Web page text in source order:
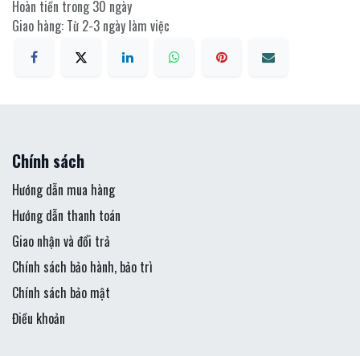
Hoàn tiền trong 30 ngày
Giao hàng: Từ 2-3 ngày làm việc
Chính sách
Hướng dẫn mua hàng
Hướng dẫn thanh toán
Giao nhận và đổi trả
Chính sách bảo hành, bảo trì
Chính sách bảo mật
Điều khoản